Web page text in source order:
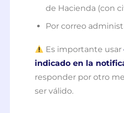
de Hacienda (con
Por correo
Es importante usar
indicado en la
responder por otro
ser válido.